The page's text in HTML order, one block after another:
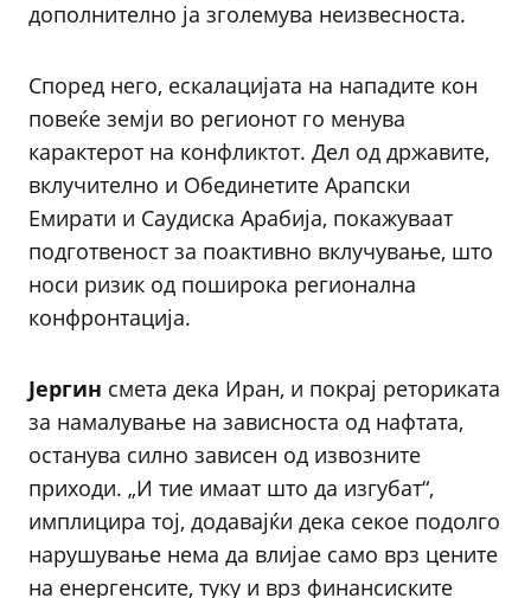
дополнително ја зголемува неизвесноста.
Според него, ескалацијата на нападите кон
повеќе земји во регионот го менува
карактерот на конфликтот. Дел од државите,
вклучително и Обединетите Арапски
Емирати и Саудиска Арабија, покажуваат
подготвеност за поактивно вклучување, што
носи ризик од поширока регионална
конфронтација.
Јергин смета дека Иран, и покрај реториката
за намалување на зависноста од нафтата,
останува силно зависен од извозните
приходи. „И тие имаат што да изгубат“,
имплицира тој, додавајќи дека секое подолго
нарушување нема да влијае само врз цените
на енергенсите, туку и врз финансиските